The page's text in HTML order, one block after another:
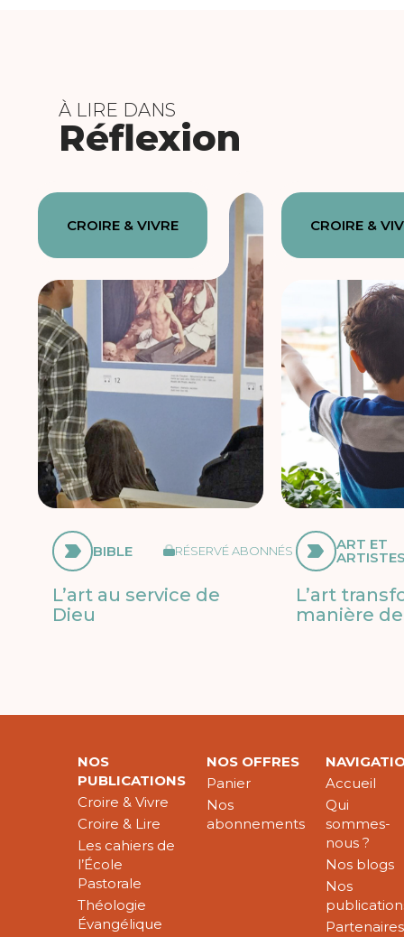
À LIRE DANS
Réflexion
CROIRE & VIVRE
BIBLE RÉSERVÉ ABONNÉS
L’art au service de
Dieu
CROIRE &
ART ET
L’art
manière
NOS
PUBLICATIONS
Croire & Vivre
Croire & Lire
Les cahiers de
l’École
Pastorale
Théologie
Évangélique
NOS OFFRES
Panier
Nos
abonnements
Accueil
Qui
sommes-
nous ?
Nos blogs
Nos
Partenaires